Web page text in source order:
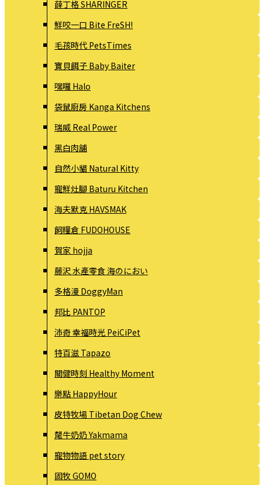
薛丁格 SHARINGER
鮮咬一口 Bite FreSH!
毛孩時代 PetsTimes
寶貝餌子 Baby Baiter
嘿囉 Halo
袋鼠廚房 Kanga Kitchens
瑞威 Real Power
黑白肉舖
自然小貓 Natural Kitty
寵鮮灶腳 Baturu Kitchen
海夫默克 HAVSMAK
飼糧倉 FUDOHOUSE
賀家 hojja
藤沢 水產零食 海のにおい
多格漫 DoggyMan
邦比 PANTOP
沛奇 幸福時光 PeiCiPet
特百滋 Tapazo
關健時刻 Healthy Moment
樂點 HappyHour
皮特牧場 Tibetan Dog Chew
氂牛奶奶 Yakmama
寵物物語 pet story
固牧 GOMO